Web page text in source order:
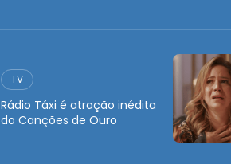
TV
Rádio Táxi é atração inédita
do Canções de Ouro